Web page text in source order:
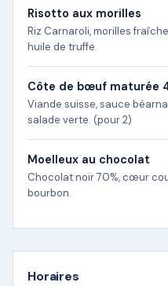
Risotto aux morilles
Riz Carnaroli, morilles
huile de truffe.
Côte de bœuf maturée
Viande suisse, sauce
salade verte. (pour 2)
Moelleux au chocolat
Chocolat noir 70%, cœur
bourbon.
Horaires